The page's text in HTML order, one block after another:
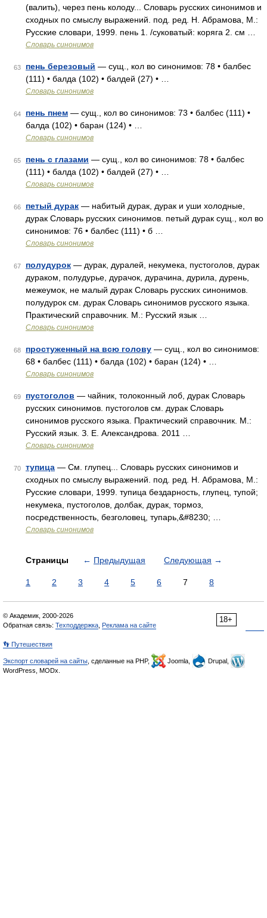
(валить), через пень колоду... Словарь русских синонимов и
сходных по смыслу выражений. под. ред. Н. Абрамова, М.:
Русские словари, 1999. пень 1. /суковатый: коряга 2. см …
Словарь синонимов
63 пень березовый — сущ., кол во синонимов: 78 • балбес
(111) • балда (102) • балдей (27) • …
Словарь синонимов
64 пень пнем — сущ., кол во синонимов: 73 • балбес (111) •
балда (102) • баран (124) • …
Словарь синонимов
65 пень с глазами — сущ., кол во синонимов: 78 • балбес
(111) • балда (102) • балдей (27) • …
Словарь синонимов
66 петый дурак — набитый дурак, дурак и уши холодные,
дурак Словарь русских синонимов. петый дурак сущ., кол во
синонимов: 76 • балбес (111) • б …
Словарь синонимов
67 полудурок — дурак, дуралей, некумека, пустоголов, дурак
дураком, полудурье, дурачок, дурачина, дурила, дурень,
межеумок, не малый дурак Словарь русских синонимов.
полудурок см. дурак Словарь синонимов русского языка.
Практический справочник. М.: Русский язык …
Словарь синонимов
68 простуженный на всю голову — сущ., кол во синонимов:
68 • балбес (111) • балда (102) • баран (124) • …
Словарь синонимов
69 пустоголов — чайник, толоконный лоб, дурак Словарь
русских синонимов. пустоголов см. дурак Словарь
синонимов русского языка. Практический справочник. М.:
Русский язык. З. Е. Александрова. 2011 …
Словарь синонимов
70 тупица — См. глупец... Словарь русских синонимов и
сходных по смыслу выражений. под. ред. Н. Абрамова, М.:
Русские словари, 1999. тупица бездарность, глупец, тупой;
некумека, пустоголов, долбак, дурак, тормоз,
посредственность, безголовец, тупарь,&#8230; …
Словарь синонимов
Страницы ← Предыдущая Следующая →
1 2 3 4 5 6 7 8
18+
© Академик, 2000-2026
Обратная связь: Техподдержка Реклама на сайте
👣 Путешествия
Экспорт словарей на сайты , сделанные на PHP, Joomla,
Drupal,
WordPress, MODx.